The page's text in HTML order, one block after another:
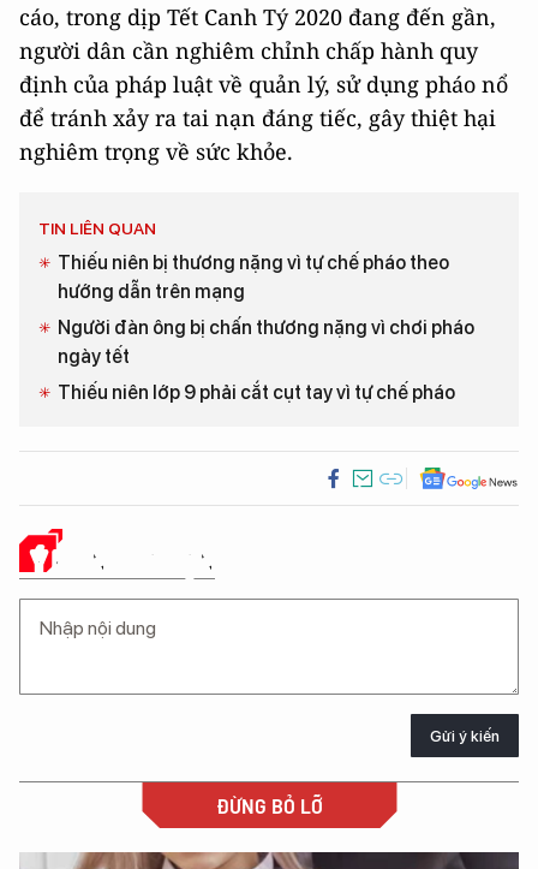
cáo, trong dịp Tết Canh Tý 2020 đang đến gần,
người dân cần nghiêm chỉnh chấp hành quy
định của pháp luật về quản lý, sử dụng pháo nổ
để tránh xảy ra tai nạn đáng tiếc, gây thiệt hại
nghiêm trọng về sức khỏe.
TIN LIÊN QUAN
Thiếu niên bị thương nặng vì tự chế pháo theo
hướng dẫn trên mạng
Người đàn ông bị chấn thương nặng vì chơi pháo
ngày tết
Thiếu niên lớp 9 phải cắt cụt tay vì tự chế pháo
Ý KIẾN CỦA BẠN
Gửi ý kiến
ĐỪNG BỎ LỠ